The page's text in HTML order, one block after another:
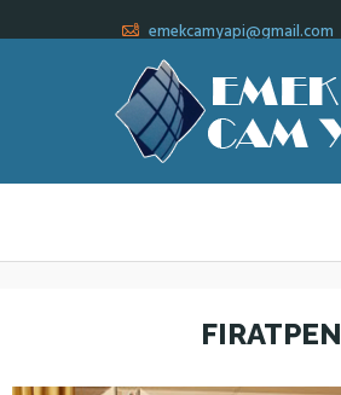
emekcamyapi@gmail.com
FIRATPEN